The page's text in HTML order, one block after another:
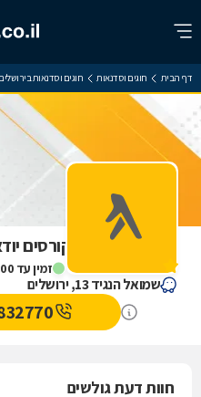
דף הבית חוגים וסדנאות חוגים וסדנאות בירושלים
זמין עד 20:00
חיה שושן - ארט וקורסים
שמואל הנגיד 13, ירושלים
חוות דעת גולשים